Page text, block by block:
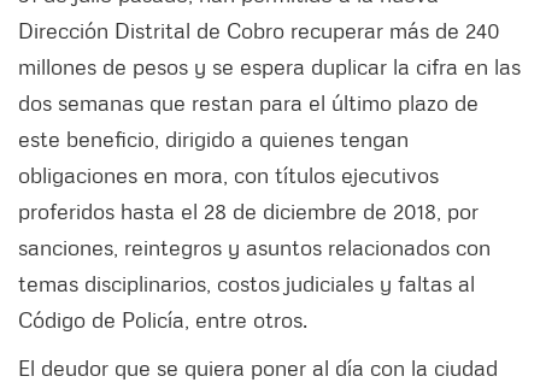
Dirección Distrital de Cobro recuperar más de 240
millones de pesos y se espera duplicar la cifra en las
dos semanas que restan para el último plazo de
este beneficio, dirigido a quienes tengan
obligaciones en mora, con títulos ejecutivos
proferidos hasta el 28 de diciembre de 2018, por
sanciones, reintegros y asuntos relacionados con
temas disciplinarios, costos judiciales y faltas al
Código de Policía, entre otros.
El deudor que se quiera poner al día con la ciudad